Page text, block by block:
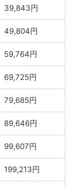
39,843円
49,804円
59,764円
69,725円
79,685円
89,646円
99,607円
199,213円